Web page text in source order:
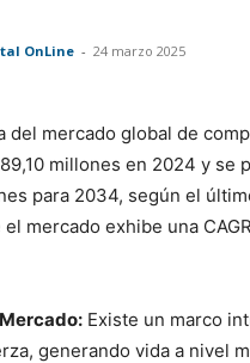
OnLine - 24 marzo 2025
del mercado global de
millones en 2024 y
para 2034, según el
mercado exhibe una
Existe un marco
generando vida a nivel